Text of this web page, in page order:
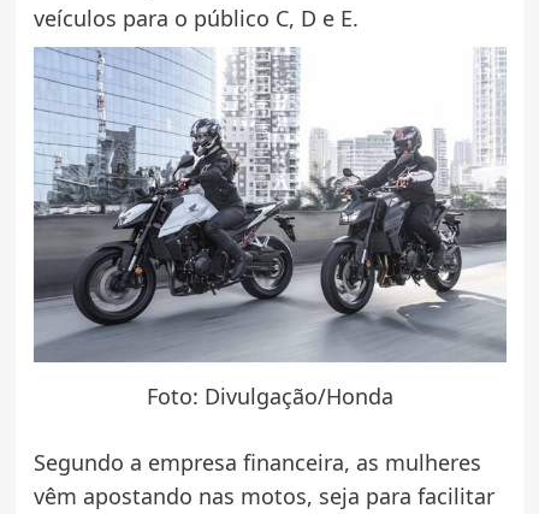
veículos para o público C, D e E.
Foto: Divulgação/Honda
Segundo a empresa financeira, as mulheres
vêm apostando nas motos, seja para facilitar